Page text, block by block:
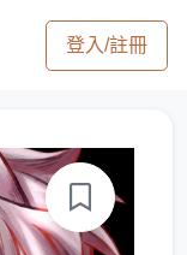
登入/註冊